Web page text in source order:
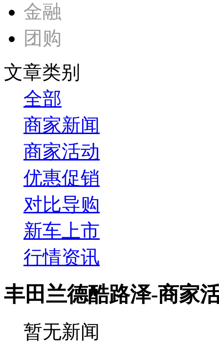
金融
团购
文章类别
全部
商家新闻
商家活动
优惠促销
对比导购
新车上市
行情资讯
丰田兰德酷路泽-商家
暂无新闻